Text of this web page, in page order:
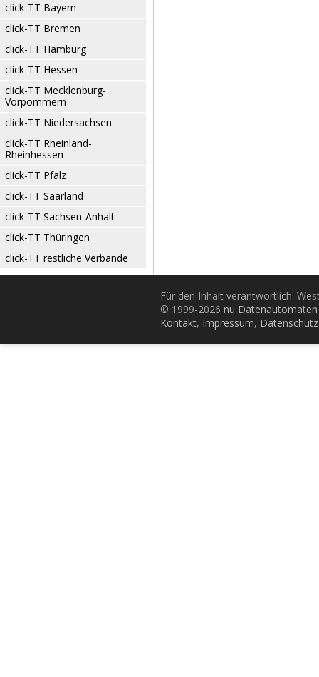
click-TT Bayern
click-TT Bremen
click-TT Hamburg
click-TT Hessen
click-TT Mecklenburg-
Vorpommern
click-TT Niedersachsen
click-TT Rheinland-
Rheinhessen
click-TT Pfalz
click-TT Saarland
click-TT Sachsen-Anhalt
click-TT Thüringen
click-TT restliche Verbände
Für den Inhalt verantwortlich:
© 1999-2026 nu
Kontakt, Impressum, Datenschutz